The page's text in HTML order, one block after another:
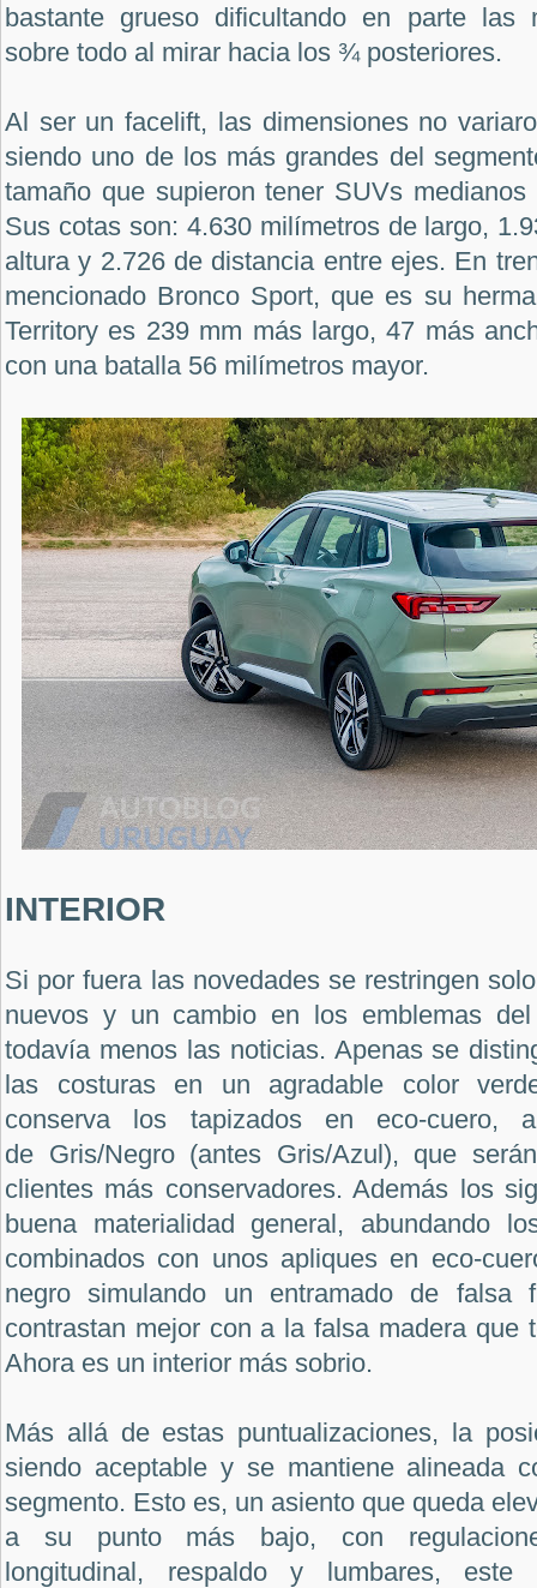
bastante grueso dificultando en parte las
sobre todo al mirar hacia los ¾ posteriores.
Al ser un facelift, las dimensiones no
siendo uno de los más grandes del
tamaño que supieron tener SUVs
Sus cotas son: 4.630 milímetros de largo,
altura y 2.726 de distancia entre ejes. En
mencionado Bronco Sport, que es su
Territory es 239 mm más largo, 47 más
con una batalla 56 milímetros mayor.
INTERIOR
Si por fuera las novedades se restringen
nuevos y un cambio en los emblemas
todavía menos las noticias. Apenas se
las costuras en un agradable color
conserva los tapizados en eco-cuero,
de Gris/Negro (antes Gris/Azul), que
clientes más conservadores. Además los
buena materialidad general, abundando
combinados con unos apliques en eco-
negro simulando un entramado de falsa
contrastan mejor con a la falsa madera que
Ahora es un interior más sobrio.
Más allá de estas puntualizaciones, la
siendo aceptable y se mantiene alineada
segmento. Esto es, un asiento que queda
a su punto más bajo, con
longitudinal, respaldo y lumbares,